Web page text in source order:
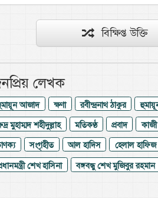
বিক্ষিপ্ত উক্তি
লেখক
আজাদ ক্ষণা রবীন্দ্রনাথ ঠাকুর
মুহাম্মদ শহীদুল্লাহ
মতিকণ্ঠ প্রবাদ
সংগৃহীত আল হাদিস
হেলাল হাফিজ
শেখ হাসিনা
বঙ্গবন্ধু শেখ মুজিবুর রহমান